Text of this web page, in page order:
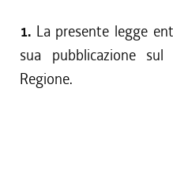
1. La presente legge
sua pubblicazione
Regione.